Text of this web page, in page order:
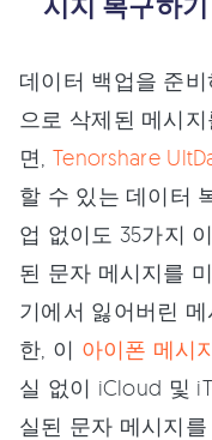
데이터 백업을 준
으로 삭제된 메시
면, Tenorshare
할 수 있는 데이터
업 없이도 35가지
된 문자 메시지를
기에서 잃어버린
한, 이 아이폰 메시
실 없이 iCloud 및
실된 문자 메시지